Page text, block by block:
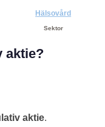
Hälsovård
Sektor
aktie?
aktie.